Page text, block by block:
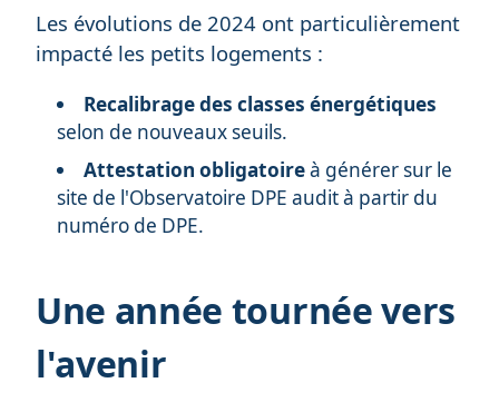
Les évolutions de 2024 ont particulièrement
impacté les petits logements :
Recalibrage des classes énergétiques
selon de nouveaux seuils.
Attestation obligatoireà générer sur le
site de l'Observatoire DPE audit à partir du
numéro de DPE.
Une année tournée vers
l'avenir